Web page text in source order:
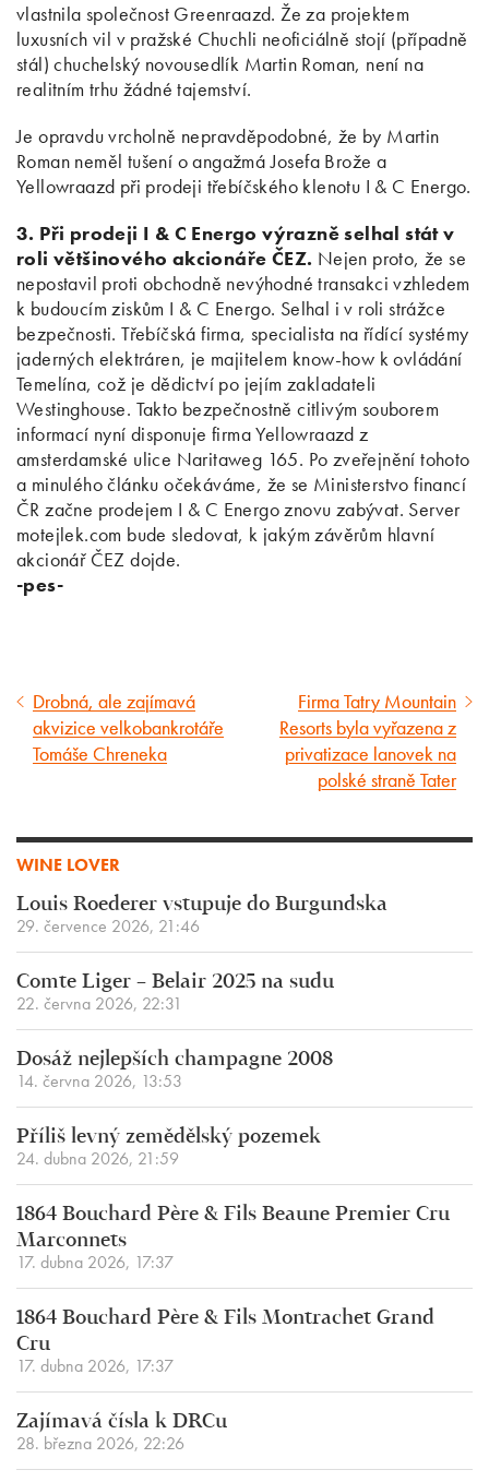
vlastnila společnost Greenraazd. Že za projektem
luxusních vil v pražské Chuchli neoficiálně stojí (případně
stál) chuchelský novousedlík Martin Roman, není na
realitním trhu žádné tajemství.
Je opravdu vrcholně nepravděpodobné, že by Martin
Roman neměl tušení o angažmá Josefa Brože a
Yellowraazd při prodeji třebíčského klenotu I & C Energo.
3. Při prodeji I & C Energo výrazně selhal stát v
roli většinového akcionáře ČEZ. Nejen proto, že se
nepostavil proti obchodně nevýhodné transakci vzhledem
k budoucím ziskům I & C Energo. Selhal i v roli strážce
bezpečnosti. Třebíčská firma, specialista na řídící systémy
jaderných elektráren, je majitelem know-how k ovládání
Temelína, což je dědictví po jejím zakladateli
Westinghouse. Takto bezpečnostně citlivým souborem
informací nyní disponuje firma Yellowraazd z
amsterdamské ulice Naritaweg 165. Po zveřejnění tohoto
a minulého článku očekáváme, že se Ministerstvo financí
ČR začne prodejem I & C Energo znovu zabývat. Server
motejlek.com bude sledovat, k jakým závěrům hlavní
akcionář ČEZ dojde.
-pes-
Předcházející
článek
Drobná, ale zajímavá
akvizice velkobankrotáře
Tomáše Chreneka
Následující
článek
Firma Tatry Mountain
Resorts byla vyřazena z
privatizace lanovek na
polské straně Tater
WINE LOVER
Louis Roederer vstupuje do Burgundska
29. července 2026, 21:46
Comte Liger – Belair 2025 na sudu
22. června 2026, 22:31
Dosáž nejlepších champagne 2008
14. června 2026, 13:53
Příliš levný zemědělský pozemek
24. dubna 2026, 21:59
1864 Bouchard Père & Fils Beaune Premier Cru
Marconnets
17. dubna 2026, 17:37
1864 Bouchard Père & Fils Montrachet Grand
Cru
17. dubna 2026, 17:37
Zajímavá čísla k DRCu
28. března 2026, 22:26